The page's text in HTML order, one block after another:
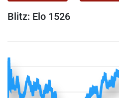
Blitz: Elo 1526